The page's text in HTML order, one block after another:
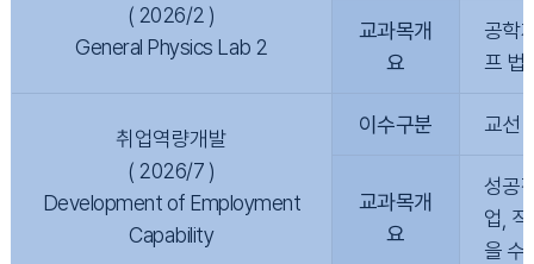
( 2026/2 )
General Physics Lab 2
교과목개
요
공학
프 법
취업역량개발
( 2026/7 )
Development of Employment
Capability
이수구분 교선
교과목개
요
성공
업,
을 수